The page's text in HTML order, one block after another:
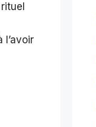
l’avoir